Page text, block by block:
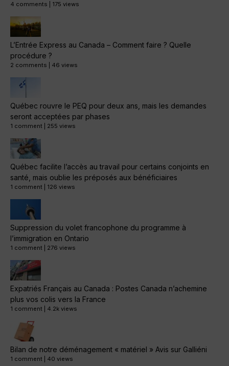
4 comments 175 views
L’Entrée Express au Canada – Comment faire ? Quelle
procédure ?
2 comments 46 views
Québec rouvre le PEQ pour deux ans, mais les demandes
seront acceptées par phases
1 comment 255 views
Québec facilite l’accès au travail pour certains conjoints en
santé, mais oublie les préposés aux bénéficiaires
1 comment 126 views
Suppression du volet francophone du programme à
l’immigration en Ontario
1 comment 276 views
Expatriés Français au Canada : Postes Canada n’achemine
plus vos colis vers la France
1 comment 4.2k views
Bilan de notre déménagement « matériel » Avis sur Galliéni
1 comment 40 views